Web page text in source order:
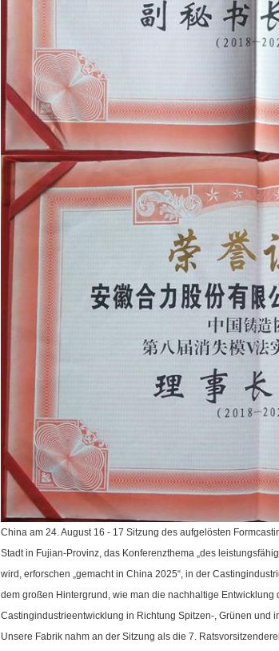
China am 24. August 16 - 17 Sitzung des aufgelösten
Stadt in Fujian-Provinz, das Konferenzthema „des
wird, erforschen „gemacht in China 2025“, in der
dem großen Hintergrund, wie man die nachhaltige
Castingindustrieentwicklung in Richtung Spitzen-, Grünen und
Unsere Fabrik nahm an der Sitzung als die 7.